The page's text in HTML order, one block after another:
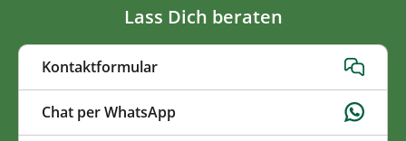
Lass Dich beraten
Kontaktformular
Chat per WhatsApp